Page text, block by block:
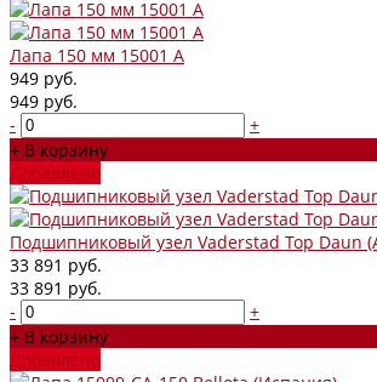
Лапа 150 мм 15001 А
949 руб.
949 руб.
-
+
+ В корзину
Добавлено
Подшипниковый узел Vaderstad Top Daun
33 891 руб.
33 891 руб.
-
+
+ В корзину
Добавлено